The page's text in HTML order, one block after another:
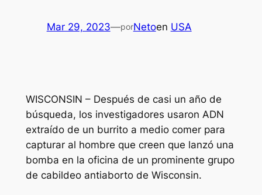
Mar 29, 2023—porNetoen USA
WISCONSIN – Después de casi un año de
búsqueda, los investigadores usaron ADN
extraído de un burrito a medio comer para
capturar al hombre que creen que lanzó una
bomba en la oficina de un prominente grupo
de cabildeo antiaborto de Wisconsin.